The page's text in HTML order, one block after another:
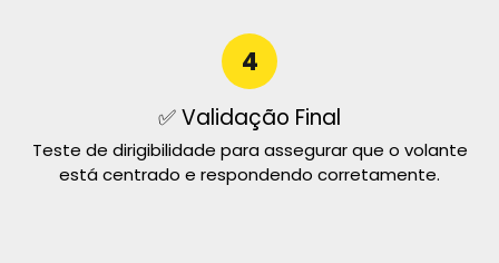
4
✅ Validação Final
Teste de dirigibilidade para assegurar que o volante
está centrado e respondendo corretamente.